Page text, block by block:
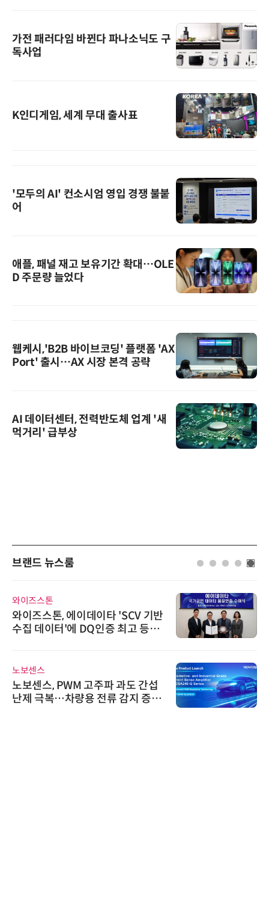
가전 패러다임 바뀐다 파나소닉도 구
독사업
K인디게임, 세계 무대 출사표
'모두의 AI' 컨소시엄 영입 경쟁 불붙
어
애플, 패널 재고 보유기간 확대…OLE
D 주문량 늘었다
웹케시,'B2B 바이브코딩' 플랫폼 'AX
Port' 출시…AX 시장 본격 공략
AI 데이터센터, 전력반도체 업계 '새
먹거리' 급부상
브랜드 뉴스룸
기반
등급
간섭
증폭
에이블스토어
시놀로지, SK네트웍스서비
상 보안 카메라 국내 독점 판
트너십 체결
씨앤에프시스템
씨앤에프시스템, 오웬스그룹
공 ERP·DX 사업 협력